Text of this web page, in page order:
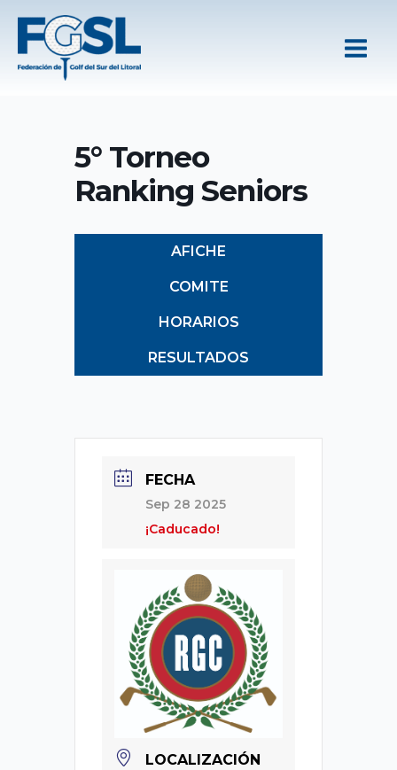
contenido
5° Torneo
Ranking Seniors
AFICHE
COMITE
HORARIOS
RESULTADOS
FECHA
Sep 28 2025
¡Caducado!
LOCALIZACIÓN